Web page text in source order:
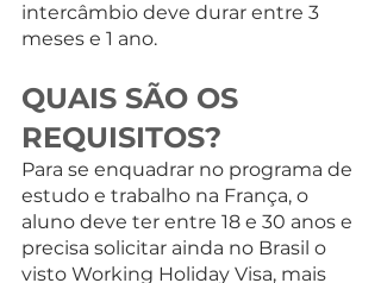
intercâmbio deve durar entre 3
meses e 1 ano.
QUAIS SÃO OS
REQUISITOS?
Para se enquadrar no programa de
estudo e trabalho na França, o
aluno deve ter entre 18 e 30 anos e
precisa solicitar ainda no Brasil o
visto Working Holiday Visa, mais